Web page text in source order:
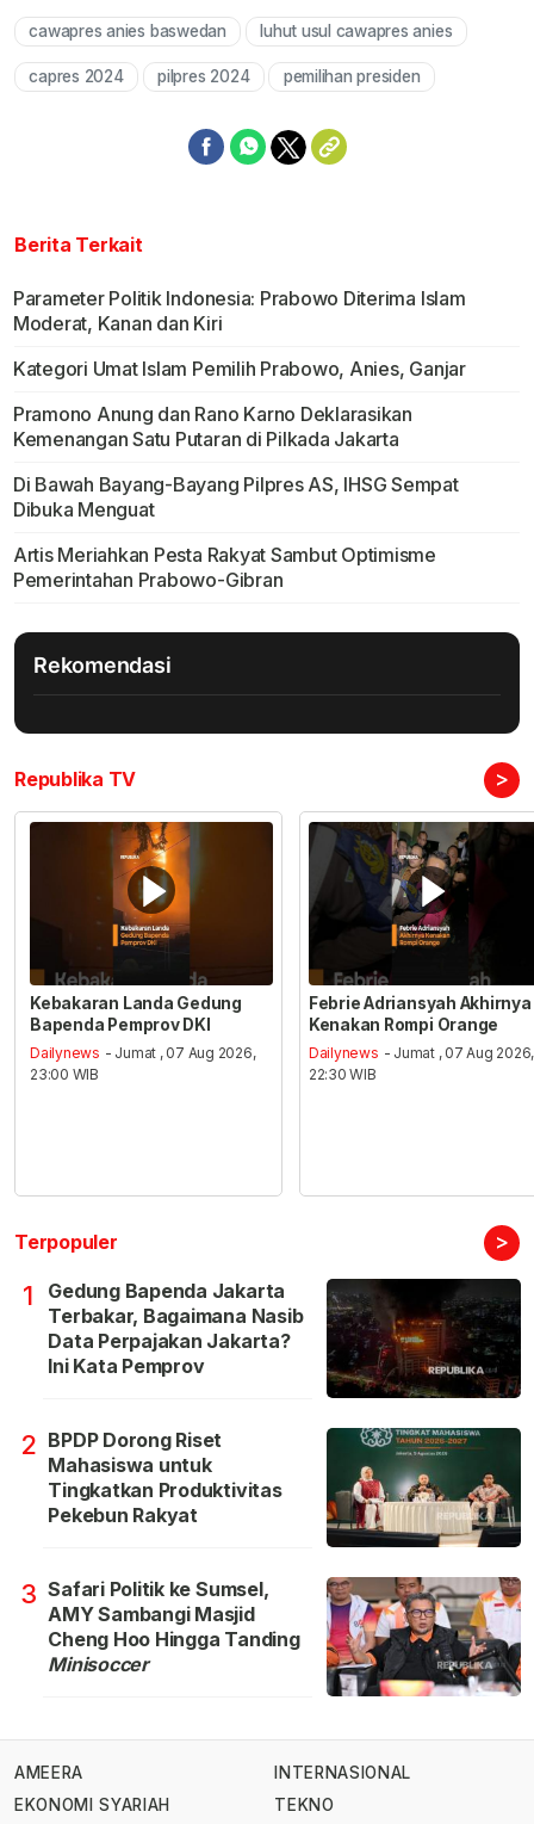
Mute
cawapres anies baswedan luhut usul cawapres anies
capres 2024 pilpres 2024 pemilihan presiden
Berita Terkait
Parameter Politik Indonesia: Prabowo Diterima Islam
Moderat, Kanan dan Kiri
Kategori Umat Islam Pemilih Prabowo, Anies, Ganjar
Pramono Anung dan Rano Karno Deklarasikan
Kemenangan Satu Putaran di Pilkada Jakarta
Di Bawah Bayang-Bayang Pilpres AS, IHSG Sempat
Dibuka Menguat
Artis Meriahkan Pesta Rakyat Sambut Optimisme
Pemerintahan Prabowo-Gibran
Rekomendasi
Republika TV >
Kebakaran Landa Gedung
Bapenda Pemprov DKI
Dailynews - Jumat , 07 Aug 2026,
23:00 WIB
Febrie Adriansyah Akhirnya
Kenakan Rompi Orange
Dailynews - Jumat , 07 Aug 2026,
22:30 WIB
Terpopuler >
1
Gedung Bapenda Jakarta
Terbakar, Bagaimana Nasib
Data Perpajakan Jakarta?
Ini Kata Pemprov
2 BPDP Dorong Riset
Mahasiswa untuk
Tingkatkan Produktivitas
Pekebun Rakyat
3 Safari Politik ke Sumsel,
AMY Sambangi Masjid
Cheng Hoo Hingga Tanding
Minisoccer
AMEERA
EKONOMI SYARIAH
INTERNASIONAL
TEKNO